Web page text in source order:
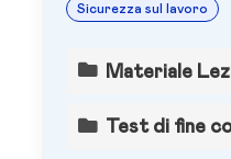
Sicurezza sul lavoro
Materiale
Test di fine